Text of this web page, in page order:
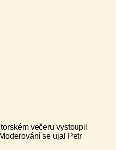
večeru vystoupil
se ujal Petr